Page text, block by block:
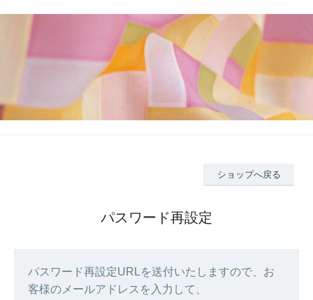
ショップへ戻る
パスワード再設定
パスワード再設定URLを送付いたしますので、お
客様のメールアドレスを入力して、